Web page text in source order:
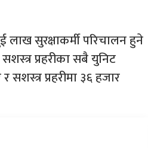
लाख सुरक्षाकर्मी परिचालन हुने
प्रहरीका सबै युनिट
सशस्त्र प्रहरीमा ३६ हजार